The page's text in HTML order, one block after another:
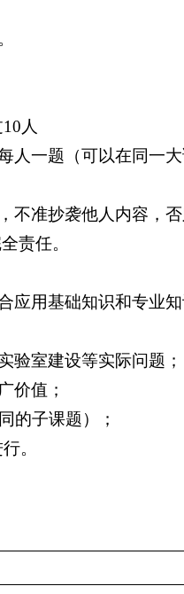
人
人一题（可以在同一大
不准抄袭他人内容，
责任。
应用基础知识和专业
验室建设等实际问题；
价值；
的子课题）；
。